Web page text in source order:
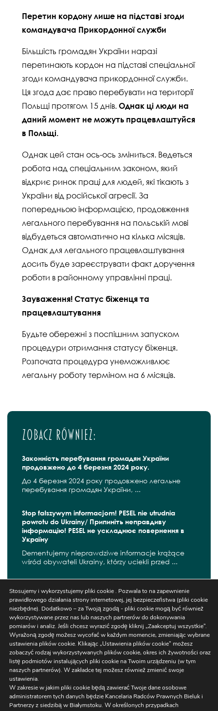
Перетин кордону лише на підставі згоди
командувача Прикордонної служби
Більшість громадян України наразі
перетинають кордон на підставі спеціальної
згоди командувача прикордонної служби.
Ця згода дає право перебувати на території
Польщі протягом 15 днів. Однак ці люди на
даний момент не можуть працевлаштуйся
в Польщі.
Однак цей стан ось-ось зміниться. Ведеться
робота над спеціальним законом, який
відкриє ринок праці для людей, які тікають з
України від російської агресії. За
попередньою інформацією, продовження
легального перебування на польській мові
відбудеться автоматично на кілька місяців.
Однак для легального працевлаштування
досить буде зареєструвати факт доручення
роботи в районному управлінні праці.
Зауваження! Статус біженця та
працевлаштування
Будьте обережні з поспішним запуском
процедури отримання статусу біженця.
Розпочата процедура унеможливлює
легальну роботу терміном на 6 місяців.
Zobacz również:
Законність перебування громадян України
продовжено до 4 березня 2024 року.
До 4 березня 2024 року продовжено легальне
перебування громадян України, ...
Stop fałszywym informacjom! PESEL nie utrudnia
powrotu do Ukrainy/ Припиніть неправдиву
інформацію! PESEL не ускладнює повернення в
Україну
Dementujemy nieprawdziwe informacje krążące
wśród obywateli Ukrainy, którzy uciekli przed ...
втікають від війни
Соціальна допомога може надаватися
громадянам України, які перебувають у Польщі ...
Stosujemy i wykorzystujemy pliki cookie . Pozwala to na zapewnienie
prawidłowego działania strony internetowej, jej bezpieczeństwa (pliki cookie
niezbędne). Dodatkowo – za Twoją zgodą - pliki cookie mogą być również
wykorzystywane przez nas lub naszych partnerów do dokonywania
pomiarów i analiz. Jeśli chcesz wyrazić zgodę kliknij „Zaakceptuj wszystkie”.
Wyrażoną zgodę możesz wycofać w każdym momencie, zmieniając wybrane
ustawienia plików cookie. Klikając „Ustawienia plików cookie” możesz
zobaczyć rodzaj wykorzystywanych plików cookie, okres ich żywotności oraz
listę podmiotów instalujących pliki cookie na Twoim urządzeniu (w tym
naszych partnerów). W zakładce tej możesz również zmienić swoje
ustawienia.
W zakresie w jakim pliki cookie będą zawierać Twoje dane osobowe
administratorem tych danych będzie Kancelaria Radców Prawnych Bieluk i
Partnerzy z siedzibą w Białymstoku. W określonych przypadkach